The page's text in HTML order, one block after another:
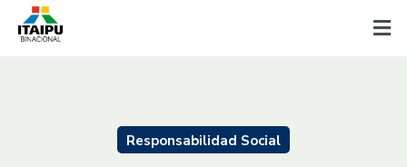
Responsabilidad Social